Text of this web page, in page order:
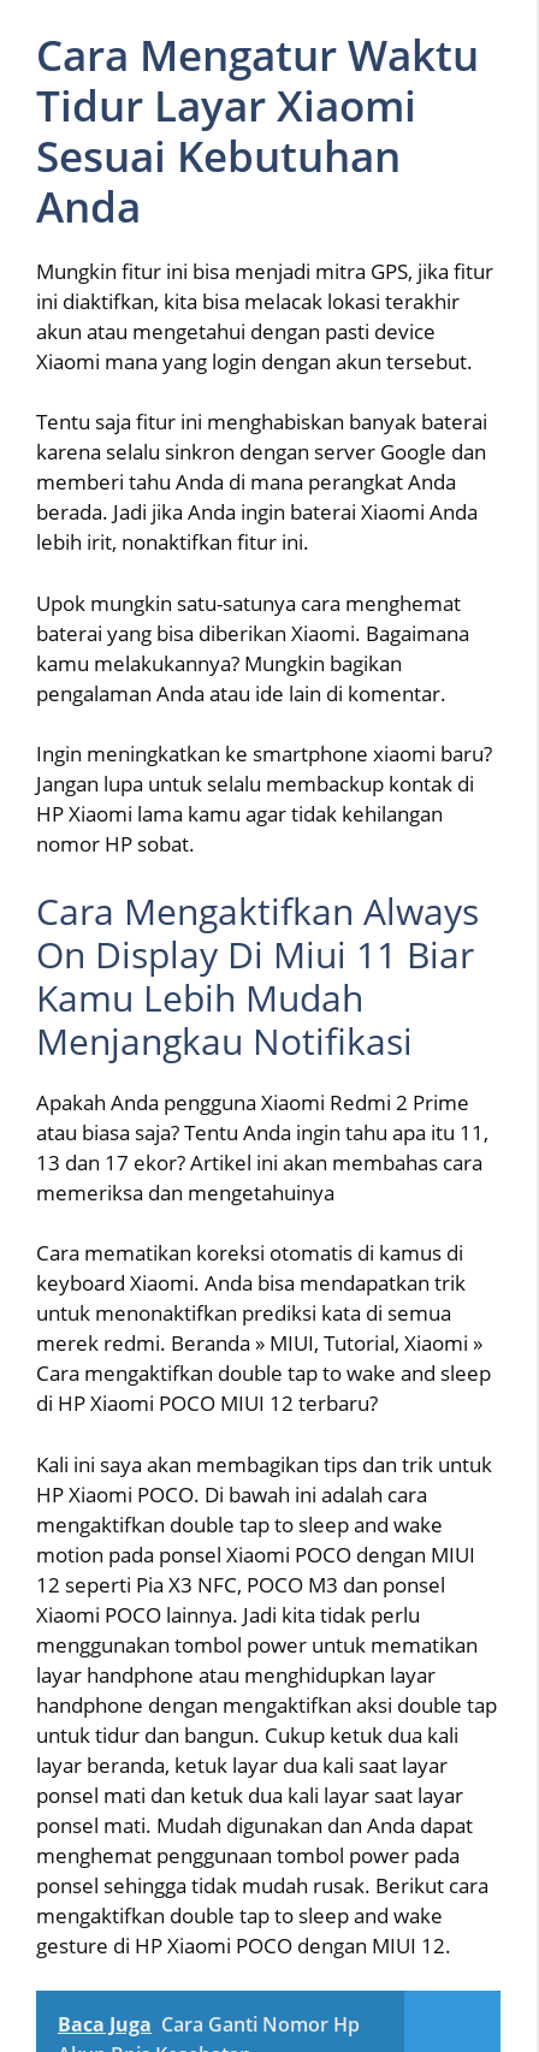
Cara Mengatur Waktu
Tidur Layar Xiaomi
Sesuai Kebutuhan
Anda
Mungkin fitur ini bisa menjadi mitra GPS, jika fitur
ini diaktifkan, kita bisa melacak lokasi terakhir
akun atau mengetahui dengan pasti device
Xiaomi mana yang login dengan akun tersebut.
Tentu saja fitur ini menghabiskan banyak baterai
karena selalu sinkron dengan server Google dan
memberi tahu Anda di mana perangkat Anda
berada. Jadi jika Anda ingin baterai Xiaomi Anda
lebih irit, nonaktifkan fitur ini.
Upok mungkin satu-satunya cara menghemat
baterai yang bisa diberikan Xiaomi. Bagaimana
kamu melakukannya? Mungkin bagikan
pengalaman Anda atau ide lain di komentar.
Ingin meningkatkan ke smartphone xiaomi baru?
Jangan lupa untuk selalu membackup kontak di
HP Xiaomi lama kamu agar tidak kehilangan
nomor HP sobat.
Cara Mengaktifkan Always
On Display Di Miui 11 Biar
Kamu Lebih Mudah
Menjangkau Notifikasi
Apakah Anda pengguna Xiaomi Redmi 2 Prime
atau biasa saja? Tentu Anda ingin tahu apa itu 11,
13 dan 17 ekor? Artikel ini akan membahas cara
memeriksa dan mengetahuinya
Cara mematikan koreksi otomatis di kamus di
keyboard Xiaomi. Anda bisa mendapatkan trik
untuk menonaktifkan prediksi kata di semua
merek redmi. Beranda » MIUI, Tutorial, Xiaomi »
Cara mengaktifkan double tap to wake and sleep
di HP Xiaomi POCO MIUI 12 terbaru?
Kali ini saya akan membagikan tips dan trik untuk
HP Xiaomi POCO. Di bawah ini adalah cara
mengaktifkan double tap to sleep and wake
motion pada ponsel Xiaomi POCO dengan MIUI
12 seperti Pia X3 NFC, POCO M3 dan ponsel
Xiaomi POCO lainnya. Jadi kita tidak perlu
menggunakan tombol power untuk mematikan
layar handphone atau menghidupkan layar
handphone dengan mengaktifkan aksi double tap
untuk tidur dan bangun. Cukup ketuk dua kali
layar beranda, ketuk layar dua kali saat layar
ponsel mati dan ketuk dua kali layar saat layar
ponsel mati. Mudah digunakan dan Anda dapat
menghemat penggunaan tombol power pada
ponsel sehingga tidak mudah rusak. Berikut cara
mengaktifkan double tap to sleep and wake
gesture di HP Xiaomi POCO dengan MIUI 12.
Baca Juga Cara Ganti Nomor Hp